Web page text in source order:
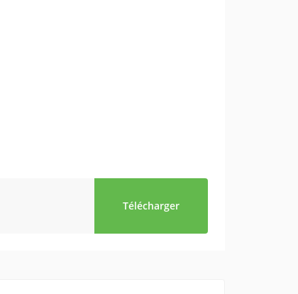
Télécharger